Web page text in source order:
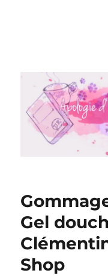
Apologie
Gel
Shop